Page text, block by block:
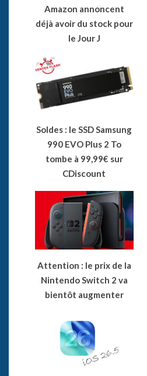
Amazon annoncent
déjà avoir du stock pour
le Jour J
Soldes : le SSD Samsung
990 EVO Plus 2 To
tombe à 99,99€ sur
CDiscount
Attention : le prix de la
Nintendo Switch 2 va
bientôt augmenter